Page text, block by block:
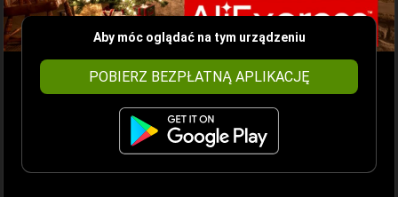
Aby móc oglądać na tym urządzeniu
POBIERZ BEZPŁATNĄ APLIKACJĘ